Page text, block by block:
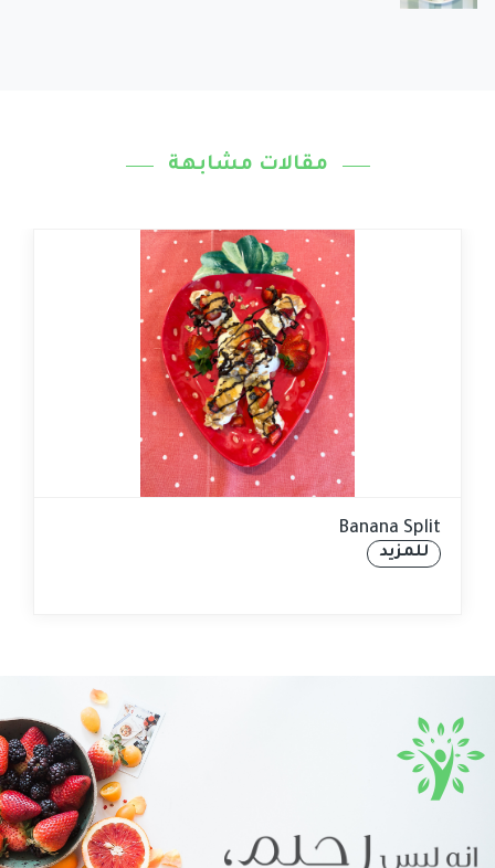
مقالات مشابهة
Banana Split
للمزيد